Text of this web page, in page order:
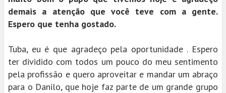
demais a atenção que você teve com a gente.
Espero que tenha gostado.
Tuba, eu é que agradeço pela oportunidade . Espero
ter dividido com todos um pouco do meu sentimento
pela profissão e quero aproveitar e mandar um abraço
para o Danilo, que hoje faz parte de um grande grupo